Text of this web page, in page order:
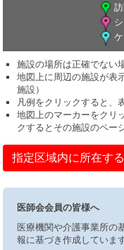
施設の場所は正確でない
地図上に周辺の施設が表
施設）
凡例をクリックすると、
地図上のマーカーをクリ
クするとその施設のペー
指定区域内に所在す
医師会会員の皆様へ
医療機関や介護事業所の
報に基づき作成しています